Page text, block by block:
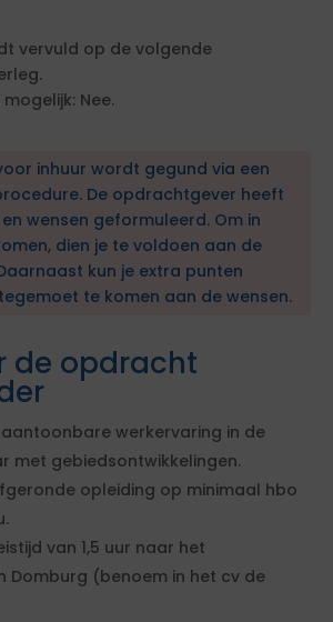
vervuld op de volgende
Nee.
inhuur wordt gegund via een
De opdrachtgever heeft
wensen geformuleerd. Om in
dien je te voldoen aan de
kun je extra punten
te komen aan de wensen.
de opdracht
werkervaring in de
met gebiedsontwikkelingen.
opleiding op minimaal hbo
van 1,5 uur naar het
Domburg (benoem in het cv de